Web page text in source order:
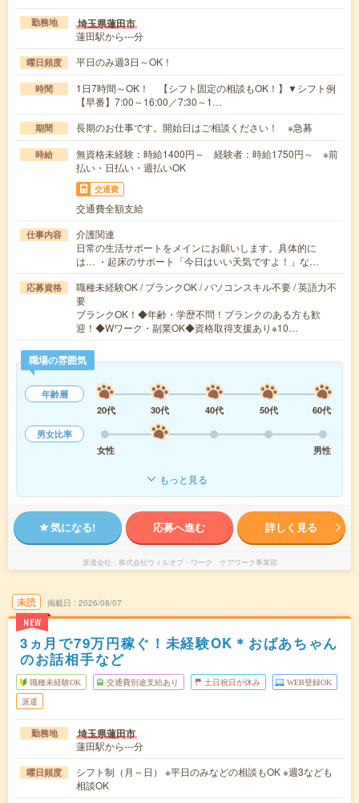
勤務地 埼玉県蓮田市
蓮田駅から---分
曜日頻度 平日のみ週3日～OK！
時間
1日7時間～OK！ 【シフト固定の相談もOK！】▼シフト例
【早番】7:00～16:00／7:30～1…
期間 長期のお仕事です。開始日はご相談ください！ ※急募
時給
無資格未経験：時給1400円～ 経験者：時給1750円～ ※前
払い・日払い・週払いOK
交通費
交通費全額支給
仕事内容
介護関連
日常の生活サポートをメインにお願いします。具体的に
は… ・起床のサポート「今日はいい天気ですよ！」な…
応募資格
職種未経験OK / ブランクOK / パソコンスキル不要 / 英語力不
要
ブランクOK！◆年齢・学歴不問！ブランクのある方も歓
迎！◆Wワーク・副業OK◆資格取得支援あり※10…
職場の雰囲気
年齢層
20代
30代 40代 50代
60代
男女比率
女性
男性
もっと見る
気になる! 応募へ進む 詳しく見る
派遣会社 株式会社ウィルオブ・ワーク ケアワーク事業部
未読
NEW
掲載日 2026/08/07
3ヵ月で79万円稼ぐ！未経験OK＊おばあちゃん
のお話相手など
職種未経験OK 交通費別途支給あり 土日祝日が休み WEB登録OK
派遣
勤務地 埼玉県蓮田市
蓮田駅から---分
曜日頻度
シフト制（月～日） ※平日のみなどの相談もOK ※週3なども
相談OK